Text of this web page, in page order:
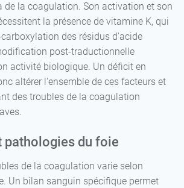
de la coagulation. Son activation et son
la présence de vitamine K, qui
des résidus d'acide
post-traductionnelle
activité biologique. Un déficit en
altérer l'ensemble de ces facteurs et
des troubles de la coagulation
pathologies du foie
de la coagulation varie selon
Un bilan sanguin spécifique permet